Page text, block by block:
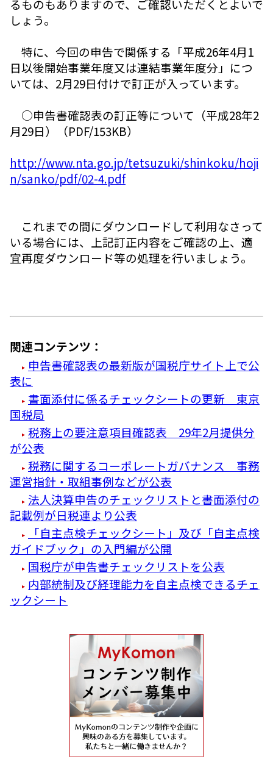
るものもありますので、ご確認いただくとよいで
しょう。
特に、今回の申告で関係する「平成26年4月1
日以後開始事業年度又は連結事業年度分」につ
いては、2月29日付けで訂正が入っています。
○申告書確認表の訂正等について（平成28年2
月29日）（PDF/153KB）
http://www.nta.go.jp/tetsuzuki/shinkoku/hoji
n/sanko/pdf/02-4.pdf
これまでの間にダウンロードして利用なさって
いる場合には、上記訂正内容をご確認の上、適
宜再度ダウンロード等の処理を行いましょう。
関連コンテンツ：
申告書確認表の最新版が国税庁サイト上で公
表に
書面添付に係るチェックシートの更新 東京
国税局
税務上の要注意項目確認表 29年2月提供分
が公表
税務に関するコーポレートガバナンス 事務
運営指針・取組事例などが公表
法人決算申告のチェックリストと書面添付の
記載例が日税連より公表
「自主点検チェックシート」及び「自主点検
ガイドブック」の入門編が公開
国税庁が申告書チェックリストを公表
内部統制及び経理能力を自主点検できるチェ
ックシート